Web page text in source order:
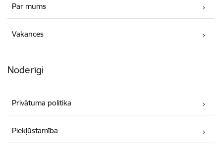
Par mums
Vakances
Noderīgi
Privātuma politika
Piekļūstamība